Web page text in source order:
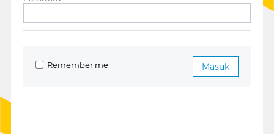
Masuk
Remember me